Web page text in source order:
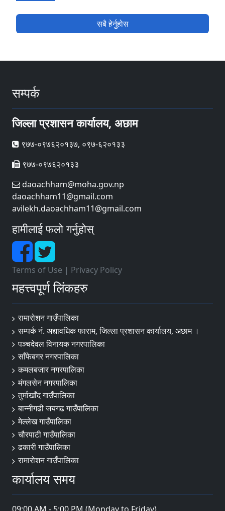
सबै हेर्नुहोस
सम्पर्क
जिल्ला प्रशासन कार्यालय, अछाम
९७७-०९७६२०१३७, ०९७-६२०१३३
९७७-०९७६२०१३३
daoachham@moha.gov.np
daoachham11@gmail.com
avilekh.daoachham11@gmail.com
हामीलाई फलो गर्नुहोस्
Terms of Use | Privacy Policy
महत्त्वपूर्ण लिंकहरु
रामारोशन गाउँपालिका
सम्पर्क नं. अद्यावधिक फाराम, जिल्ला प्रशासन कार्यालय, अछाम ।
पञ्चदेवल विनायक नगरपालिका
साँफेबगर नगरपालिका
कमलबजार नगरपालिका
मंगलसेन नगरपालिका
तुर्माखाँद गाउँपालिका
बान्नीगढी जयगढ गाउँपालिका
मेल्लेख गाउँपालिका
चौरपाटी गाउँपालिका
ढकारी गाउँपालिका
रामारोशन गाउँपालिका
कार्यालय समय